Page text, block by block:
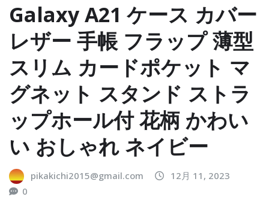
Galaxy A21 ケース カバー
レザー 手帳 フラップ 薄型
スリム カードポケット マ
グネット スタンド ストラ
ップホール付 花柄 かわい
い おしゃれ ネイビー
pikakichi2015@gmail.com
12月 11, 2023
0